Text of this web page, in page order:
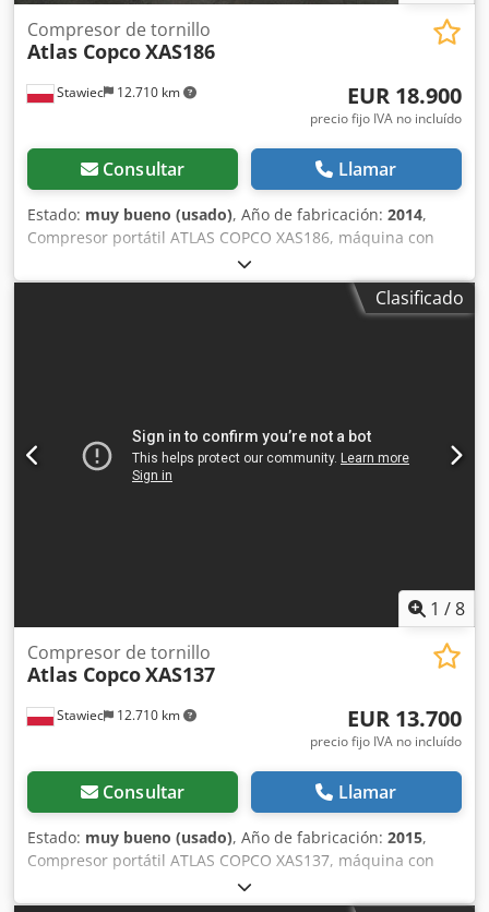
Stawiec 12.710 km
Compresor de tornillo
Atlas CopcoXAS186
EUR 18.900
precio fijo IVA no incluído
Consultar Llamar
Estado: muy bueno (usado), Año de fabricación: 2014,
Compresor portátil ATLAS COPCO XAS186, máquina con
enfriador final tras servicio completo. Datos técnicos:
capacidad: 11,10 m3/min; presión de trabajo: 7 bar; año de
fabricación: 2014 motor DEUTZ kilometraje compresor
Clasificado
1 /8
Stawiec 12.710 km
Compresor de tornillo
Atlas CopcoXAS137
EUR 13.700
precio fijo IVA no incluído
Consultar Llamar
Estado: muy bueno (usado), Año de fabricación: 2015,
Compresor portátil ATLAS COPCO XAS137, máquina con
refrigerador final, revisada y en perfecto estado. Datos
técnicos: caudal: 7,70 m³/min; presión de trabajo: 7 bar;